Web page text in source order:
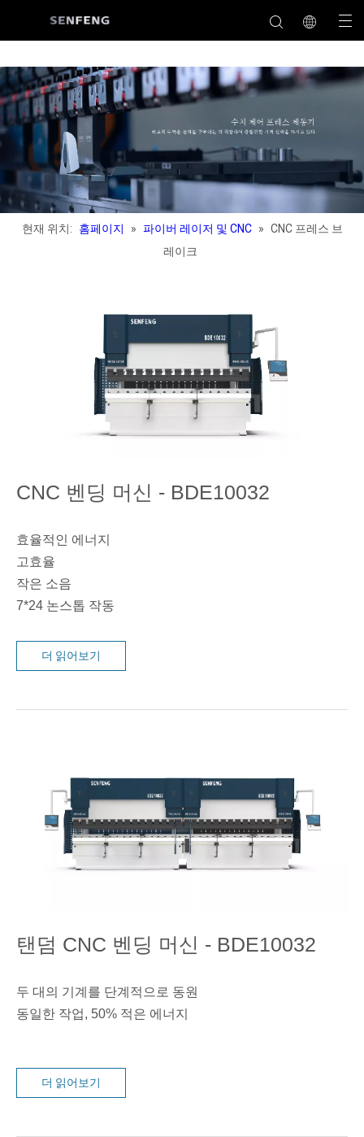
현재 위치: 홈페이지 » 파이버 레이저 및 CNC » CNC 프레스 브
레이크
CNC 벤딩 머신 - BDE10032
효율적인 에너지
고효율
작은 소음
7*24 논스톱 작동
더 읽어보기
탠덤 CNC 벤딩 머신 - BDE10032
두 대의 기계를 단계적으로 동원
동일한 작업, 50% 적은 에너지
더 읽어보기